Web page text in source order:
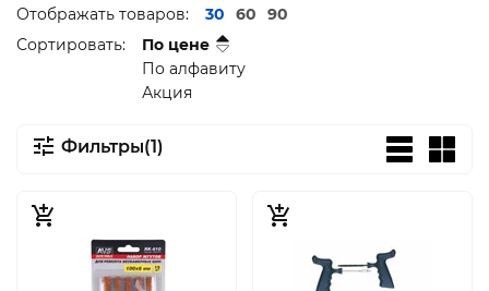
Отображать товаров: 30 60
90
Сортировать:
По цене
По алфавиту
Акция
Фильтры(1)